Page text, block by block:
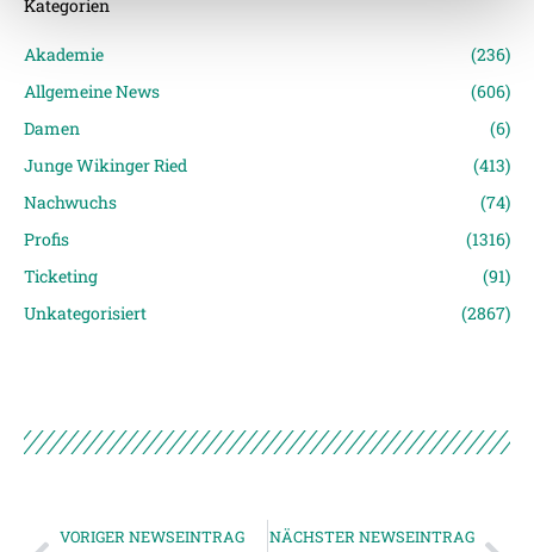
Empfänger entnehmen Sie unserer
Datenschutzerklärung
Kategorien
Akademie
(236)
Allgemeine News
(606)
Damen
(6)
Junge Wikinger Ried
(413)
Nachwuchs
(74)
Profis
(1316)
Ticketing
(91)
Unkategorisiert
(2867)
VORIGER NEWSEINTRAG NÄCHSTER NEWSEINTRAG